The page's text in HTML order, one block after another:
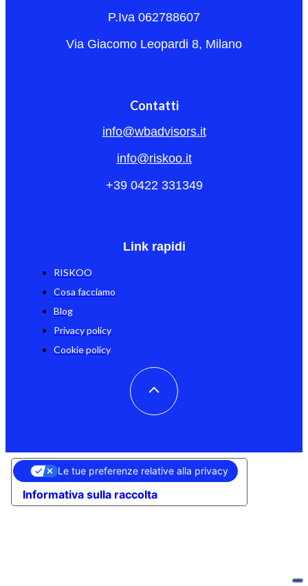
P.Iva 062788607
Via Giacomo Leopardi 8, Milano
Contatti
info@wbadvisors.it
info@riskoo.it
+39 0422 331349
Link rapidi
RISKOO
Cosa facciamo
Blog
Privacy policy
Cookie policy
Informativa sulla raccolta
Le tue preferenze relative alla privacy